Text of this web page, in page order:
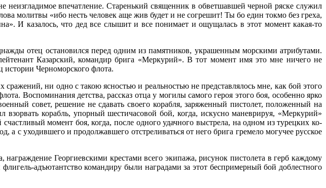
впечатление. Ста­ренький священник в обветшавшей черной ряске служил
молитвы «ибо несть человек аще жив будет и не согрешит! Ты бо един токмо без греха,
И казалось, что дед все слышит и все понимает и ощущалась в этот момент какая-то
отец остановился перед одним из памятников, украшенным морскими атри­бутами.
Казарский, коман­дир брига «Меркурий». В тот момент имя это мне ничего не
истории Черномор­ского флота.
ни одно с такою ясно­стью и реальностью не представлялось мне, как бой этого
Воспоминания дет­ства, рассказ отца у могилы самого героя этого боя, особенно ярко
совет, решение не сдавать своего корабля, заряженный писто­лет, положенный на
ко­рабль, упорный шестичасовой бой, когда, искус­но маневрируя, «Меркурий»
момент боя, когда, после одного удачного выстрела, на одном из турецких ко­
а с уходившего и продолжавшего отстреливаться от него брига гремело могучее русское
Георгиевскими креста­ми всего экипажа, рисунок пистолета в герб каждому
адъютантство командиру были наградами за этот беспримерный бой доблестного